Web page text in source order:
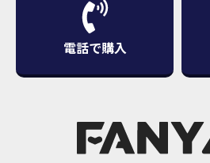
電話で購入